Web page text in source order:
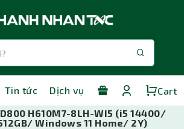
Tin tức Dịch vụ
Cart
H610M7-8LH-WI5 (i5 14400/
Windows 11 Home/ 2Y)